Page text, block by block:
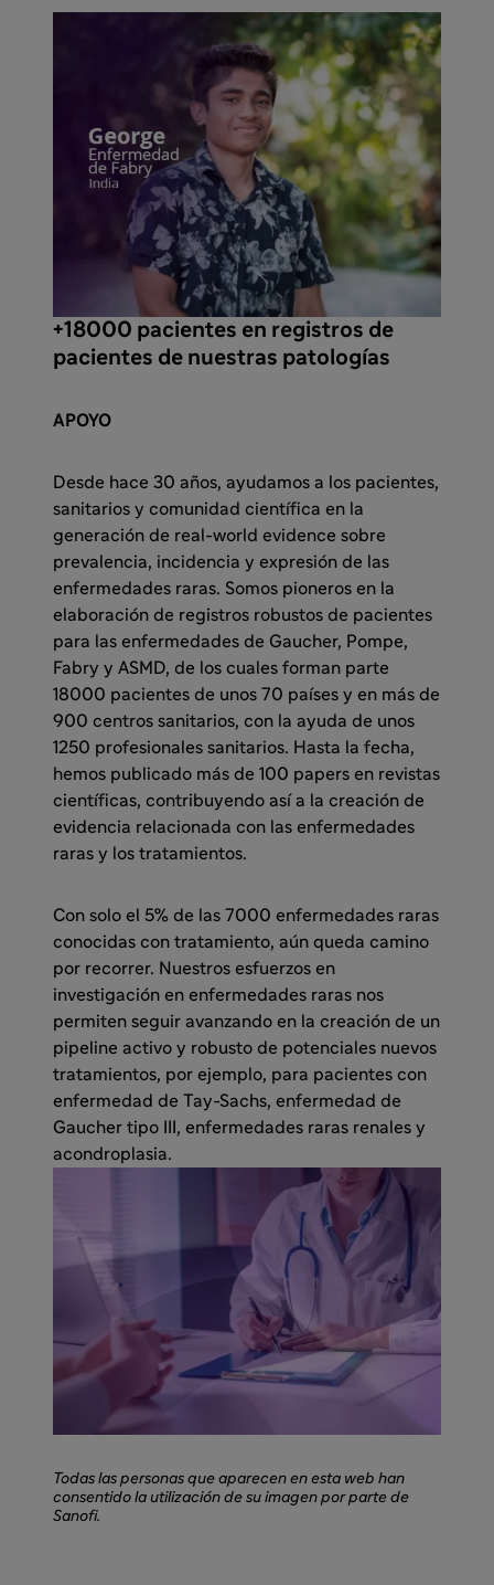
+18000 pacientes en registros de
pacientes de nuestras patologías
APOYO
Desde hace 30 años, ayudamos a los pacientes,
sanitarios y comunidad científica en la
generación de real-world evidence sobre
prevalencia, incidencia y expresión de las
enfermedades raras. Somos pioneros en la
elaboración de registros robustos de pacientes
para las enfermedades de Gaucher, Pompe,
Fabry y ASMD, de los cuales forman parte
18000 pacientes de unos 70 países y en más de
900 centros sanitarios, con la ayuda de unos
1250 profesionales sanitarios. Hasta la fecha,
hemos publicado más de 100 papers en revistas
científicas, contribuyendo así a la creación de
evidencia relacionada con las enfermedades
raras y los tratamientos.
Con solo el 5% de las 7000 enfermedades raras
conocidas con tratamiento, aún queda camino
por recorrer. Nuestros esfuerzos en
investigación en enfermedades raras nos
permiten seguir avanzando en la creación de un
pipeline activo y robusto de potenciales nuevos
tratamientos, por ejemplo, para pacientes con
enfermedad de Tay-Sachs, enfermedad de
Gaucher tipo III, enfermedades raras renales y
acondroplasia.
Todas las personas que aparecen en esta web han
consentido la utilización de su imagen por parte de
Sanofi.